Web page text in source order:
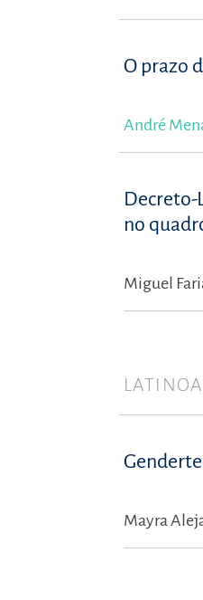
O prazo
André
Decreto-
no
Miguel
Mayra